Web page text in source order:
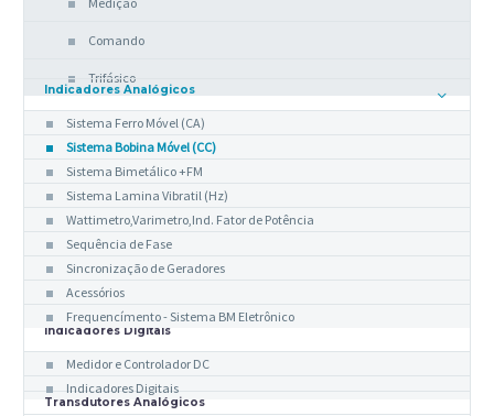
Comando
Trifásico
Indicadores Analógicos
Sistema Ferro Móvel (CA)
Sistema Bobina Móvel (CC)
Sistema Bimetálico +FM
Sistema Lamina Vibratil (Hz)
Wattimetro,Varimetro,Ind. Fator de Potência
Sequência de Fase
Sincronização de Geradores
Acessórios
Frequencímento - Sistema BM Eletrônico
Indicadores Digitais
Medidor e Controlador DC
Indicadores Digitais
Transdutores Analógicos